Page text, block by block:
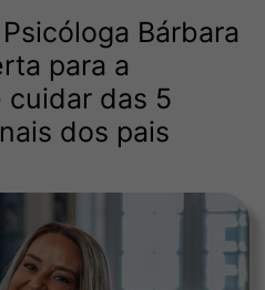
Bárbara
para a
das 5
dos pais